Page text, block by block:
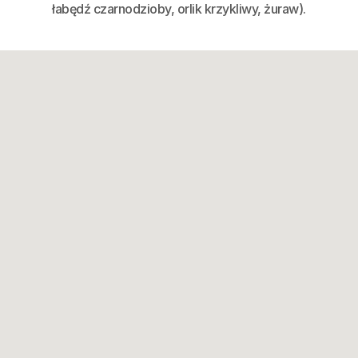
łabędź czarnodzioby, orlik krzykliwy, żuraw).